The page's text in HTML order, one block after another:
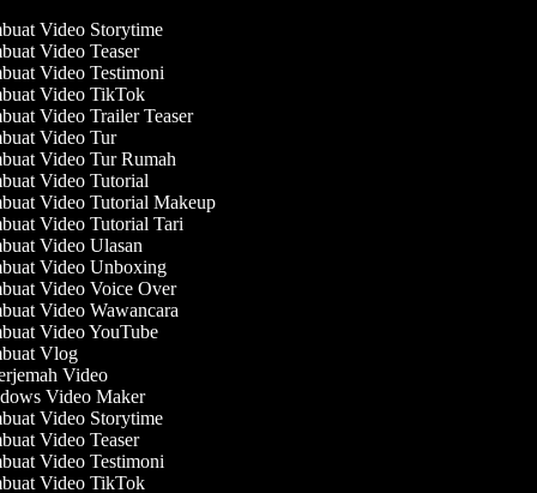
Video Storytime
Video Teaser
Video Testimoni
Video TikTok
Video Trailer Teaser
Video Tur
Video Tur Rumah
Video Tutorial
Video Tutorial Makeup
Video Tutorial Tari
Video Ulasan
Video Unboxing
Video Voice Over
Video Wawancara
Video YouTube
Vlog
Video
Video Maker
Video Storytime
Video Teaser
Video Testimoni
Video TikTok